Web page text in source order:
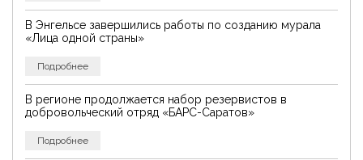
В Энгельсе завершились работы по созданию мурала
«Лица одной страны»
Подробнее
В регионе продолжается набор резервистов в
добровольческий отряд «БАРС-Саратов»
Подробнее